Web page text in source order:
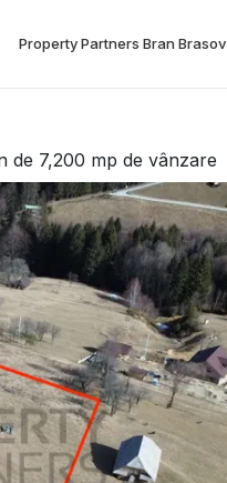
Property Partners Bran Brasov
de 7,200 mp de vânzare